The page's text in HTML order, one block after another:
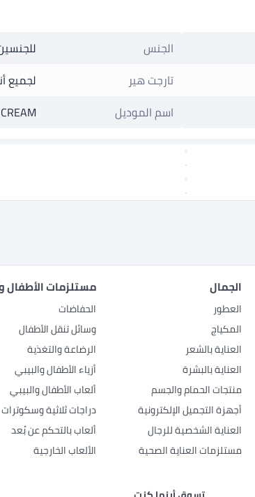
الجنس
تارجت هير
لجميع
اسم الموديل
الجمال
العطور
المكياج
العناية بالشعر
العناية بالبشرة
منتجات الحمام والجسم
أجهزة التجميل الإلكترونية
العناية الشخصية للرجال
مستلزمات العناية الصحية
مستلزمات الأطفال
الحفاضات
وسائل تنقل الأطفال
الرضاعة والتغذية
أزياء الأطفال والبيبي
ألعاب الأطفال والبيبي
دراجات ثلاثية وسكوترات
ألعاب بالتحكم عن بُعد
الألعاب الخارجية